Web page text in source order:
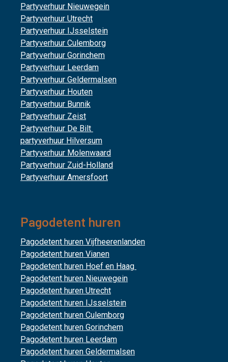
Partyverhuur Nieuwegein
Partyverhuur Utrecht
Partyverhuur IJsselstein
Partyverhuur Culemborg
Partyverhuur Gorinchem
Partyverhuur Leerdam
Partyverhuur Geldermalsen
Partyverhuur Houten
Partyverhuur Bunnik
Partyverhuur Zeist
Partyverhuur De Bilt
partyverhuur Hilversum
Partyverhuur Molenwaard
Partyverhuur Zuid-Holland
Partyverhuur Amersfoort
Pagodetent huren
Pagodetent huren Vijfheerenlanden
Pagodetent huren Vianen
Pagodetent huren Hoef en Haag
Pagodetent huren Nieuwegein
Pagodetent huren Utrecht
Pagodetent huren IJsselstein
Pagodetent huren Culemborg
Pagodetent huren Gorinchem
Pagodetent huren Leerdam
Pagodetent huren Geldermalsen